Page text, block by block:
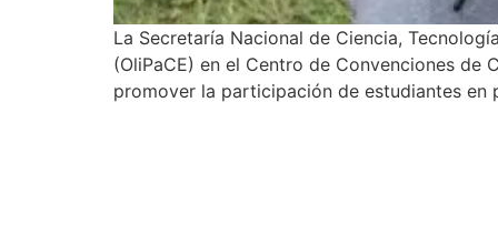
La Secretaría Nacional de Ciencia,
(OliPaCE) en el Centro de Convenciones
promover la participación de estudiantes en